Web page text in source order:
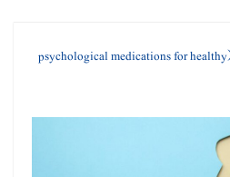
سائیکولوجیکل ادویات برائے صحت مند دماغ (psychological medications for healthy